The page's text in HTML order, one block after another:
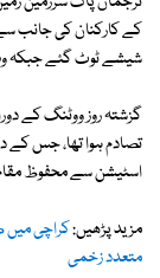
کے کارکنان کی جانب
شیشے ٹوٹ گئے جبکہ
گزشتہ روز ووٹنگ کے
تصادم ہوا تھا، جس کے
اسٹیشن سے محفوظ
مزید پڑھیں:کراچی میں
متعدد زخمی